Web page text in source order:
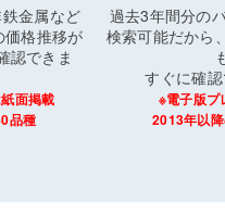
金属など
格推移が
認できま
面掲載
品種
過去3年間分の
検索可能だから
すぐに確認
※電子版プ
2013年以